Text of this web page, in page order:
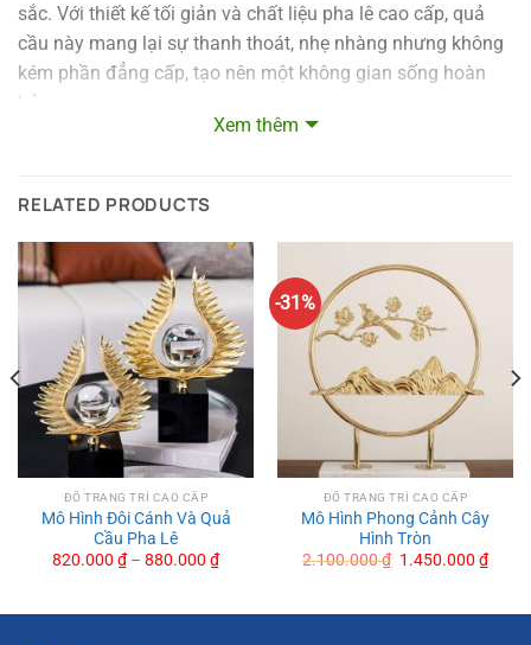
sắc. Với thiết kế tối giản và chất liệu pha lê cao cấp, quả
cầu này mang lại sự thanh thoát, nhẹ nhàng nhưng không
kém phần đẳng cấp, tạo nên một không gian sống hoàn
hảo.
Xem thêm
RELATED PRODUCTS
ĐỒ TRANG TRÍ CAO CẤP
Mô Hình Đôi Cánh Và Quả
Cầu Pha Lê
820.000 ₫– 880.000 ₫
-31%
ĐỒ TRANG TRÍ CAO CẤP
Mô Hình Phong Cảnh Cây
Hình Tròn
2.100.000₫ Original
1.450.000₫
price